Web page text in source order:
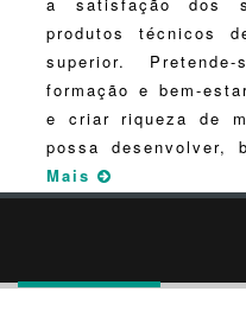
a satisfação dos
produtos técnicos
superior.
formação e bem-
e criar riqueza de
possa desenvolver,
Mais